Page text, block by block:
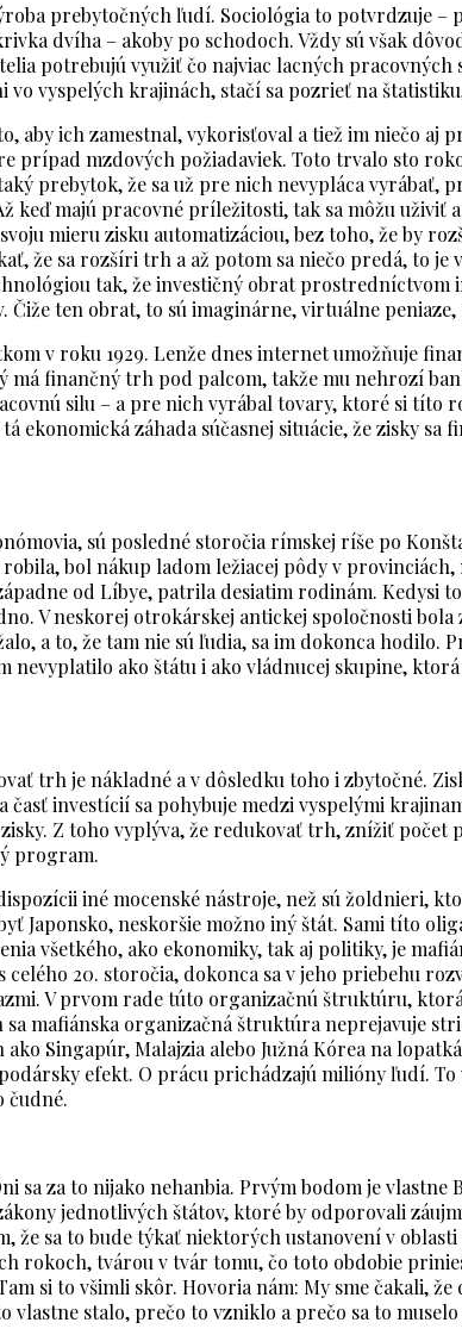
prebytočných ľudí. Sociológia to potvrdzuje –
dvíha – akoby po schodoch. Vždy sú však
potrebujú využiť čo najviac lacných
vyspelých krajinách, stačí sa pozrieť na
aby ich zamestnal, vykorisťoval a tiež im niečo aj
prípad mzdových požiadaviek. Toto trvalo sto
prebytok, že sa už pre nich nevypláca vyrábať,
majú pracovné príležitosti, tak sa môžu uživiť
mieru zisku automatizáciou, bez toho, že by
že sa rozšíri trh a až potom sa niečo predá, to
tak, že investičný obrat prostredníctvom
ten obrat, to sú imaginárne, virtuálne
v roku 1929. Lenže dnes internet umožňuje
finančný trh pod palcom, takže mu nehrozí
silu – a pre nich vyrábal tovary, ktoré si títo
ekonomická záhada súčasnej situácie, že zisky
sú posledné storočia rímskej ríše po
bol nákup ladom ležiacej pôdy v
od Líbye, patrila desiatim rodinám. Kedysi
V neskorej otrokárskej antickej spoločnosti
a to, že tam nie sú ľudia, sa im dokonca hodilo.
nevyplatilo ako štátu i ako vládnucej skupine,
trh je nákladné a v dôsledku toho i zbytočné.
investícií sa pohybuje medzi vyspelými
Z toho vyplýva, že redukovať trh, znížiť
program.
iné mocenské nástroje, než sú žoldnieri,
Japonsko, neskoršie možno iný štát. Sami títo
všetkého, ako ekonomiky, tak aj politiky, je
20. storočia, dokonca sa v jeho priebehu
V prvom rade túto organizačnú štruktúru,
mafiánska organizačná štruktúra neprejavuje
Singapúr, Malajzia alebo Južná Kórea na
efekt. O prácu prichádzajú milióny ľudí.
čudné.
sa za to nijako nehanbia. Prvým bodom je
jednotlivých štátov, ktoré by odporovali
sa to bude týkať niektorých ustanovení v
rokoch, tvárou v tvár tomu, čo toto obdobie
si to všimli skôr. Hovoria nám: My sme čakali,
vlastne stalo, prečo to vzniklo a prečo sa to